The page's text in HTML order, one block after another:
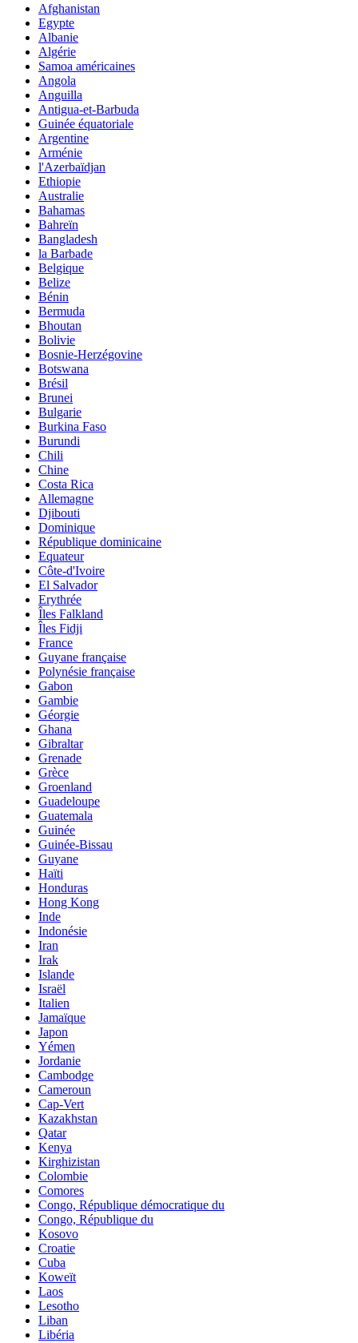
Afghanistan
Egypte
Albanie
Algérie
Samoa américaines
Angola
Anguilla
Antigua-et-Barbuda
Guinée équatoriale
Argentine
Arménie
l'Azerbaïdjan
Ethiopie
Australie
Bahamas
Bahreïn
Bangladesh
la Barbade
Belgique
Belize
Bénin
Bermuda
Bhoutan
Bolivie
Bosnie-Herzégovine
Botswana
Brésil
Brunei
Bulgarie
Burkina Faso
Burundi
Chili
Chine
Costa Rica
Allemagne
Djibouti
Dominique
République dominicaine
Equateur
Côte-d'Ivoire
El Salvador
Erythrée
Îles Falkland
Îles Fidji
France
Guyane française
Polynésie française
Gabon
Gambie
Géorgie
Ghana
Gibraltar
Grenade
Grèce
Groenland
Guadeloupe
Guatemala
Guinée
Guinée-Bissau
Guyane
Haïti
Honduras
Hong Kong
Inde
Indonésie
Iran
Irak
Islande
Israël
Italien
Jamaïque
Japon
Yémen
Jordanie
Cambodge
Cameroun
Cap-Vert
Kazakhstan
Qatar
Kenya
Kirghizistan
Colombie
Comores
Congo, République démocratique du
Congo, République du
Kosovo
Croatie
Cuba
Koweït
Laos
Lesotho
Liban
Libéria